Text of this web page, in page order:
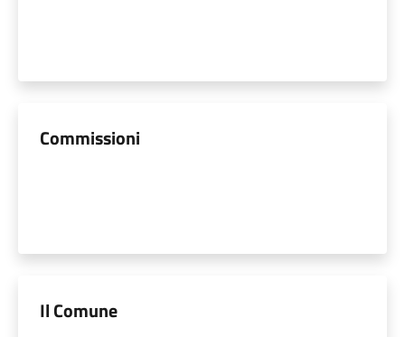
Commissioni
Il Comune